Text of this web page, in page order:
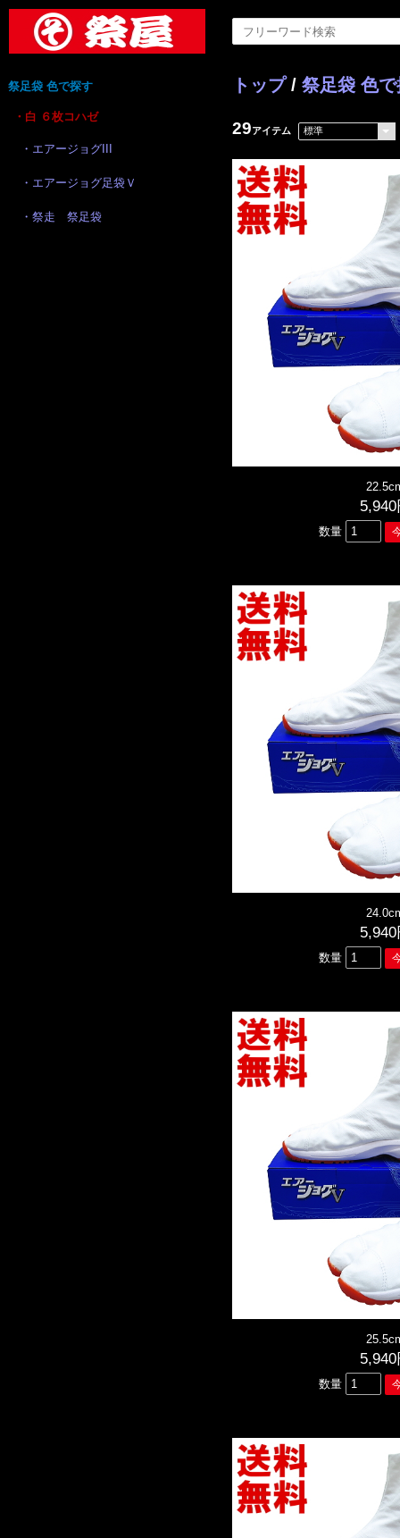
祭足袋 色で探す
・白 ６枚コハゼ
・エアージョグIII
・エアージョグ足袋Ｖ
・祭走 祭足袋
トップ/ 祭足袋 色
29アイテム
5,940
数量
5,940
数量
5,940
数量